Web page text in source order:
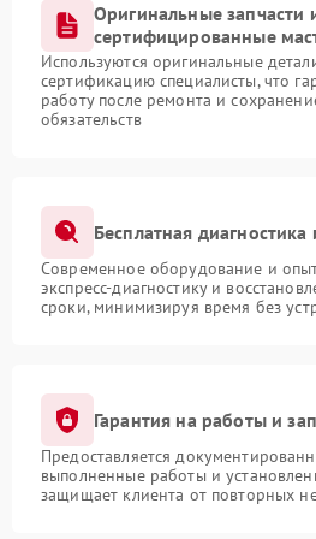
Оригинальные запчасти
сертифицированные
Используются оригинальные
сертификацию специалисты, что
работу после ремонта и
обязательств
Бесплатная
Современное оборудование и
экспресс-диагностику и
сроки, минимизируя время без
Гарантия на работы и
Предоставляется
выполненные работы и
защищает клиента от повторных